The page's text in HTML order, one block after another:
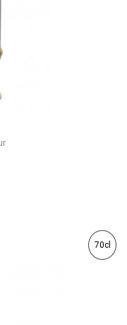
70cl